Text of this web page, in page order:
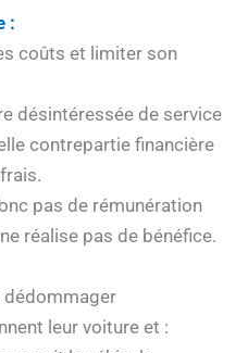
:
coûts et limiter son
désintéressée de service
contrepartie financière
pas de rémunération
réalise pas de bénéfice.
dédommager
leur voiture et :